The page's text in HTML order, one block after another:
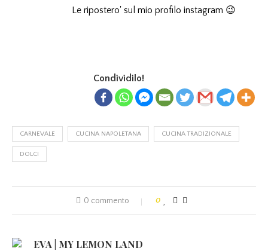
Le ripostero' sul mio profilo instagram 😉
Condividilo!
CARNEVALE CUCINA NAPOLETANA CUCINA TRADIZIONALE
DOLCI
0 commento 0
EVA | MY LEMON LAND